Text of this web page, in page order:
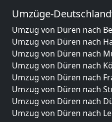
Umzüge-
Umzug von Düren nach
Umzug von Düren nach
Umzug von Düren nach
Umzug von Düren nach
Umzug von Düren nach
Umzug von Düren nach
Umzug von Düren nach
Umzug von Düren nach